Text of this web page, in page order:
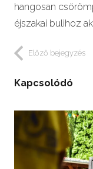
hangosan
éjszakai bulihoz
Előző bejegyzés
Kapcsolódó